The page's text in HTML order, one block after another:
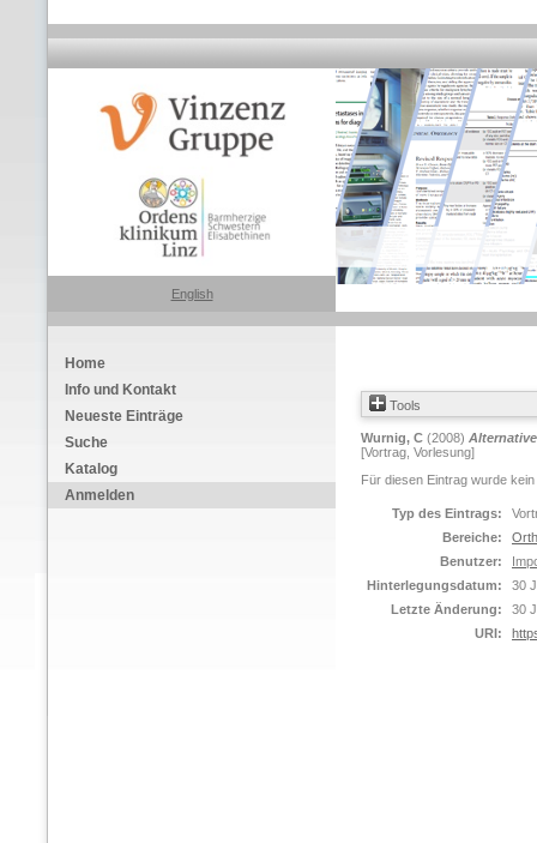
English
Home
Info und Kontakt
Neueste Einträge
Suche
Katalog
Anmelden
Tools
Wurnig, C (2008)
[Vortrag, Vorlesung]
Für diesen Eintrag wurde
Typ des Eintrags:
Bereiche:
Benutzer:
Hinterlegungsdatum:
30
Letzte Änderung:
30
URI: